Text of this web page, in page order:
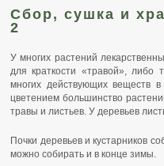
Сбор, сушка и
2
У многих растений
для краткости «травой», либо
многих действующих веществ
цветением большинство
травы и листьев. У деревьев
Почки деревьев и кустарников
можно собирать и в конце зимы.